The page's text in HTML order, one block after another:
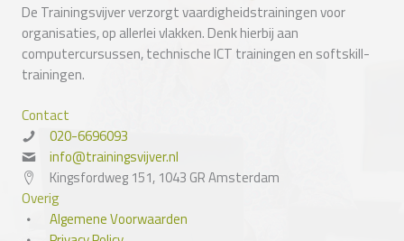
De Trainingsvijver verzorgt vaardigheidstrainingen voor
organisaties, op allerlei vlakken. Denk hierbij aan
computercursussen, technische ICT trainingen en softskill-
trainingen.
Contact
020-6696093
info@trainingsvijver.nl
Kingsfordweg 151, 1043 GR Amsterdam
Overig
Algemene Voorwaarden